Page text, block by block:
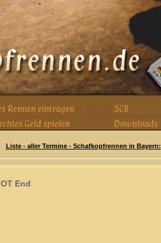
Liste - aller Termine - Schafkopfrennen in Bayern:
End